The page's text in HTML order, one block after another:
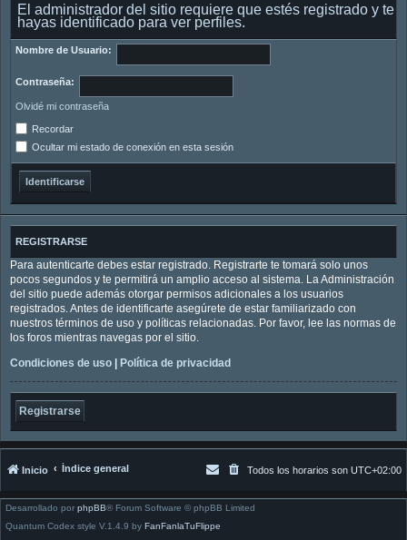
El administrador del sitio requiere que estés registrado y te
hayas identificado para ver perfiles.
Nombre de Usuario:
Contraseña:
Olvidé mi contraseña
Recordar
Ocultar mi estado de conexión en esta sesión
REGISTRARSE
Para autenticarte debes estar registrado. Registrarte te tomará solo unos
pocos segundos y te permitirá un amplio acceso al sistema. La Administración
del sitio puede además otorgar permisos adicionales a los usuarios
registrados. Antes de identificarte asegúrete de estar familiarizado con
nuestros términos de uso y políticas relacionadas. Por favor, lee las normas de
los foros mientras navegas por el sitio.
Condiciones de uso
Política de privacidad
Registrarse
Inicio Índice general Todos los horarios son UTC+02:00
Desarrollado por phpBB® Forum Software © phpBB Limited
Quantum Codex style V.1.4.9 by FanFanlaTuFlippe